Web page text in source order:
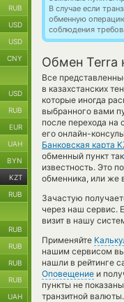
В случае если
обменную
соблюдения
Обмен Terra
Все
в казахстанских
которые иногда
выбранного вами
после перехода
его онлайн-
Банковская карта
обменный пункт
известность. Это
обменника, или же
Зачастую
через наш сервис.
визит в нашу
Применяйте
нашим сервисом
нашли в рейтинге
Оповещение и
пункты не
транзитной валюты.
RUB
USD
USD
CNY
USD
RUB
EUR
UAH
BYN
KZT
RUB
RUB
RUB
RUB
RUB
UAH